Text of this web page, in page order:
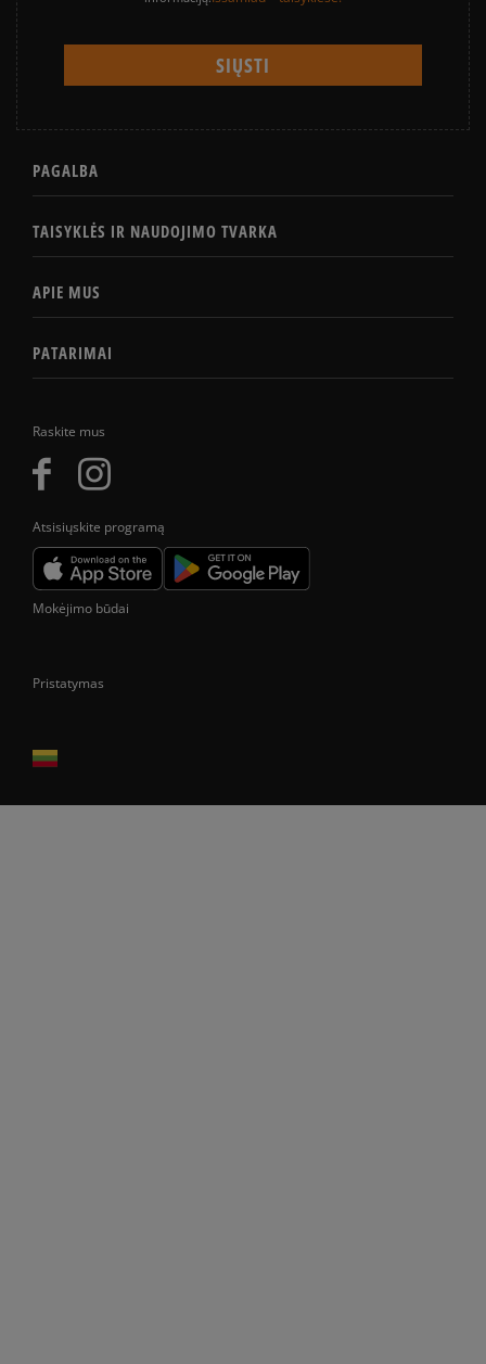
Raskite mus
Atsisiųskite programą
PAGALBA
TAISYKLĖS IR NAUDOJIMO TVARKA
APIE MUS
PATARIMAI
Mokėjimo būdai
Pristatymas